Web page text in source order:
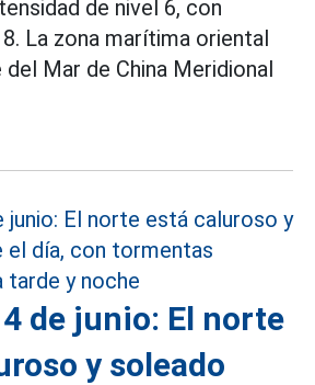
de nivel 6, con
La zona marítima oriental
Mar de China Meridional
de junio: El norte
y soleado